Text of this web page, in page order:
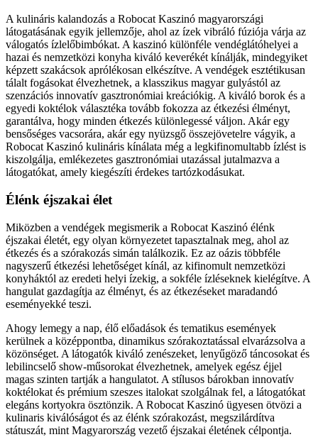
A kulináris kalandozás a Robocat Kaszinó magyarországi
látogatásának egyik jellemzője, ahol az ízek vibráló fúziója várja az
válogatós ízlelőbimbókat. A kaszinó különféle vendéglátóhelyei a
hazai és nemzetközi konyha kiváló keverékét kínálják, mindegyiket
képzett szakácsok aprólékosan elkészítve. A vendégek esztétikusan
tálalt fogásokat élvezhetnek, a klasszikus magyar gulyástól az
szenzációs innovatív gasztronómiai kreációkig. A kiváló borok és a
egyedi koktélok választéka tovább fokozza az étkezési élményt,
garantálva, hogy minden étkezés különlegessé váljon. Akár egy
bensőséges vacsorára, akár egy nyüzsgő összejövetelre vágyik, a
Robocat Kaszinó kulináris kínálata még a legkifinomultabb ízlést is
kiszolgálja, emlékezetes gasztronómiai utazással jutalmazva a
látogatókat, amely kiegészíti érdekes tartózkodásukat.
Élénk éjszakai élet
Miközben a vendégek megismerik a Robocat Kaszinó élénk
éjszakai életét, egy olyan környezetet tapasztalnak meg, ahol az
étkezés és a szórakozás simán találkozik. Ez az oázis többféle
nagyszerű étkezési lehetőséget kínál, az kifinomult nemzetközi
konyháktól az eredeti helyi ízekig, a sokféle ízléseknek kielégítve. A
hangulat gazdagítja az élményt, és az étkezéseket maradandó
eseményekké teszi.
Ahogy lemegy a nap, élő előadások és tematikus események
kerülnek a középpontba, dinamikus szórakoztatással elvarázsolva a
közönséget. A látogatók kiváló zenészeket, lenyűgöző táncosokat és
lebilincselő show-műsorokat élvezhetnek, amelyek egész éjjel
magas szinten tartják a hangulatot. A stílusos bárokban innovatív
koktélokat és prémium szeszes italokat szolgálnak fel, a látogatókat
elegáns kortyokra ösztönzik. A Robocat Kaszinó ügyesen ötvözi a
kulinaris kiválóságot és az élénk szórakozást, megszilárdítva
státuszát, mint Magyarország vezető éjszakai életének célpontja.